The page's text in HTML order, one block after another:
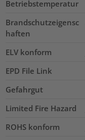
Betriebstemperatur
Brandschutzeigensc
haften
ELV konform
EPD File Link
Gefahrgut
Limited Fire Hazard
ROHS konform